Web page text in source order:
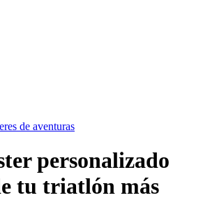
de aventuras
personalizado
tu triatlón más